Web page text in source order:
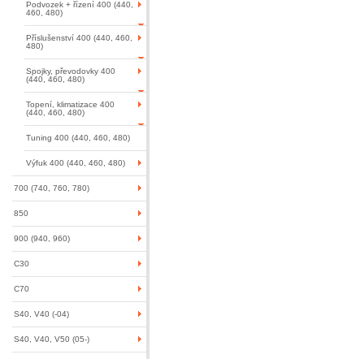
Podvozek + řízení 400 (440,
460, 480)
Příslušenství 400 (440, 460,
480)
Spojky, převodovky 400
(440, 460, 480)
Topení, klimatizace 400
(440, 460, 480)
Tuning 400 (440, 460, 480)
Výfuk 400 (440, 460, 480)
700 (740, 760, 780)
850
900 (940, 960)
C30
C70
S40, V40 (-04)
S40, V40, V50 (05-)